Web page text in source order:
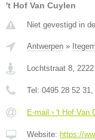
't Hof Van Cuylen
Niet gevestigd in
Antwerpen » Itegem
Lochtstraat 8, 2222
Tel: 0495 28 52 31,
E-mail › 't Hof Van
Website: https://